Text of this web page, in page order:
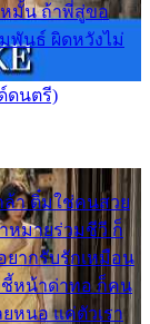
หมั้น ถ้าพี่สู่ขอ
พันธ์ ผิดหวังไม่
ดนตรี)
ล้า ติ๋มใช่คนสวย
หมายร่วมชีวี ก็
ากรับรักเหมือน
หน้าด่าทอ ก็คน
หนอ แค่ตัวเรา